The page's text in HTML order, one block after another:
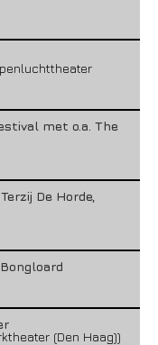
met o.a. The
De Horde,
(Den Haag))